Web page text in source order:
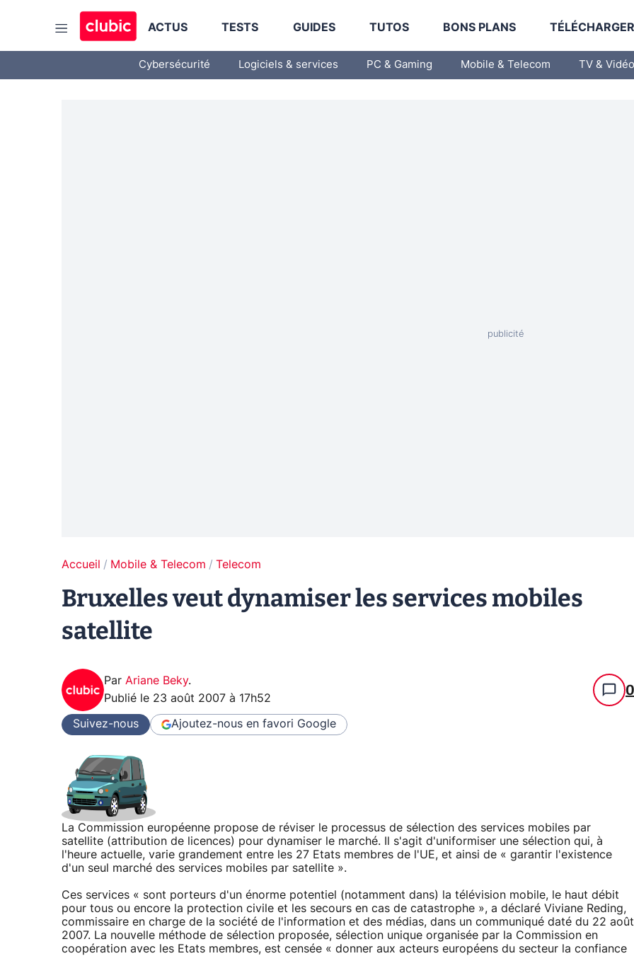
ACTUS TESTS GUIDES TUTOS BONS PLANS
Cybersécurité Logiciels & services PC & Gaming Mobile & Telecom TV & Vidéo
Accueil Mobile & Telecom Telecom
Bruxelles veut dynamiser les services mobiles
satellite
Par Ariane Beky.
Publié le 23 août 2007 à 17h52 0
Suivez-nous Ajoutez-nous en favori Google
La Commission européenne propose de réviser le processus de sélection des services mobiles par
satellite (attribution de licences) pour dynamiser le marché. Il s'agit d'uniformiser une sélection qui, à
l'heure actuelle, varie grandement entre les 27 Etats membres de l'UE, et ainsi de « garantir l'existence
d'un seul marché des services mobiles par satellite ».
Ces services « sont porteurs d'un énorme potentiel (notamment dans) la télévision mobile, le haut débit
pour tous ou encore la protection civile et les secours en cas de catastrophe », a déclaré Viviane Reding,
commissaire en charge de la société de l'information et des médias, dans un communiqué daté du 22 août
2007. La nouvelle méthode de sélection proposée, sélection unique organisée par la Commission en
coopération avec les Etats membres, est censée « donner aux acteurs européens du secteur la confiance